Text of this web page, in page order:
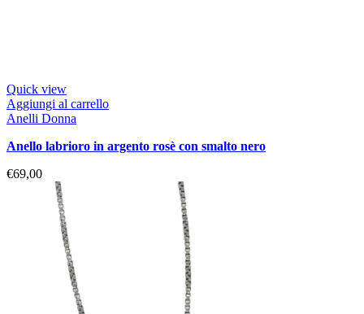
Quick view
Aggiungi al carrello
Anelli Donna
anello labrioro in argento rosè con smalto nero
€69,00